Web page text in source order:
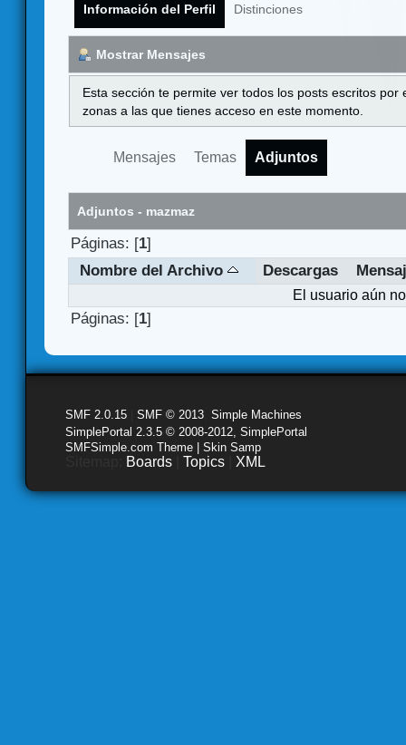
Información del Perfil Distinciones
Mostrar Mensajes
Esta sección te permite ver todos los posts escritos
zonas a las que tienes acceso en este momento.
Mensajes Temas Adjuntos
Adjuntos - mazmaz
Páginas: [1]
Nombre del Archivo
Descargas
El usuario aún
Páginas: [1]
SMF 2.0.15 SMF © 2013 Simple Machines
SimplePortal 2.3.5 © 2008-2012, SimplePortal
SMFSimple.com Theme | Skin Samp
Boards Topics XML